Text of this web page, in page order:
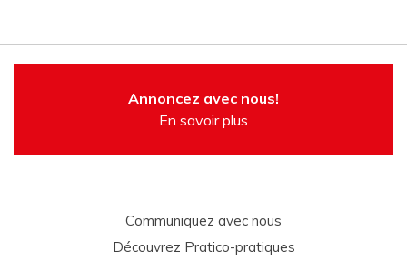
Annoncez avec nous!
En savoir plus
Communiquez avec nous
Découvrez Pratico-pratiques